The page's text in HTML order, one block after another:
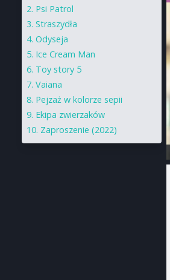
Psi Patrol
Straszydła
Odyseja
Ice Cream Man
Toy story 5
Vaiana
Pejzaż w kolorze sepii
Ekipa zwierzaków
Zaproszenie (2022)